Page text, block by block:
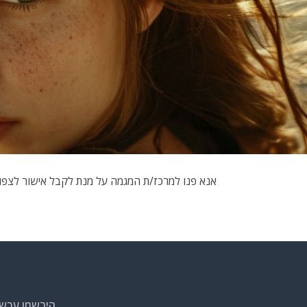
אנא פנו למרכז/ת המגמה על מנת לקבל אישור